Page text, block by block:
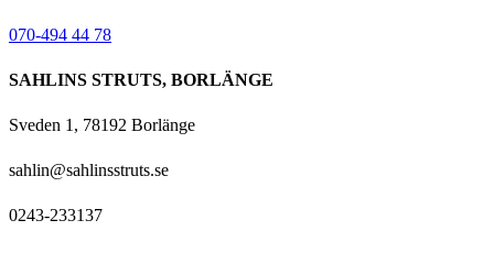
070-494 44 78
SAHLINS STRUTS, BORLÄNGE
Sveden 1, 78192 Borlänge
sahlin@sahlinsstruts.se
0243-233137